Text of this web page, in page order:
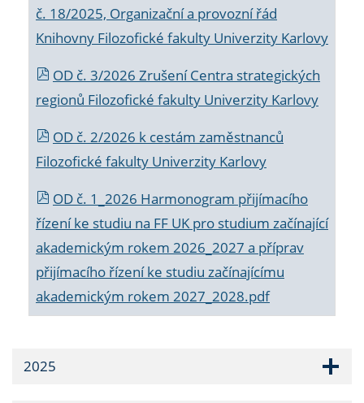
č. 18/2025, Organizační a provozní řád
Knihovny Filozofické fakulty Univerzity Karlovy
OD č. 3/2026 Zrušení Centra strategických
regionů Filozofické fakulty Univerzity Karlovy
OD č. 2/2026 k cestám zaměstnanců
Filozofické fakulty Univerzity Karlovy
OD č. 1_2026 Harmonogram přijímacího
řízení ke studiu na FF UK pro studium začínající
akademickým rokem 2026_2027 a příprav
přijímacího řízení ke studiu začínajícímu
akademickým rokem 2027_2028.pdf
2025